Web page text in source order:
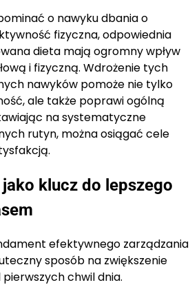
o nawyku dbania o
fizyczna, odpowiednia
dieta mają ogromny wpływ
i fizyczną. Wdrożenie tych
nawyków pomoże nie tylko
ale także poprawi ogólną
na systematyczne
rutyn, można osiągać cele
jako klucz do lepszego
efektywnego zarządzania
sposób na zwiększenie
chwil dnia.